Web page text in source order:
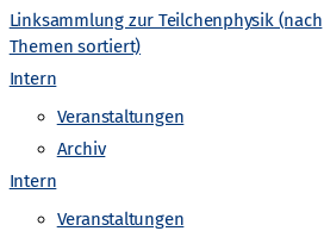
Linksammlung zur Teilchenphysik (nach
Themen sortiert)
Intern
Veranstaltungen
Archiv
Intern
Veranstaltungen
t